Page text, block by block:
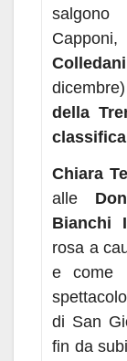
Colledani
della
Chiara
alle
Bianchi
rosa a
e come
di San
fin da